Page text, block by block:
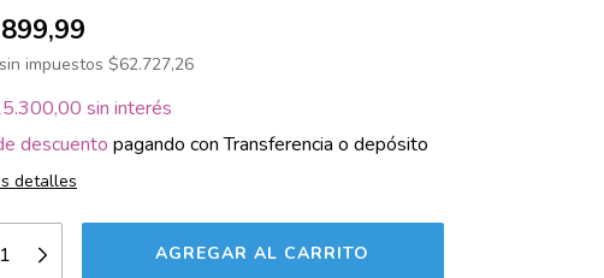
impuestos $62.727,26
sin interés
descuento pagando con Transferencia o depósito
detalles